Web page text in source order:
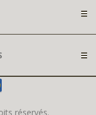
réservés.